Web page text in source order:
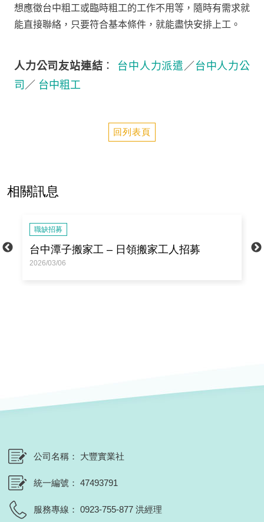
想應徵台中粗工或臨時粗工的工作不用等，隨時有需求就
能直接聯絡，只要符合基本條件，就能盡快安排上工。
人力公司友站連結 ： 台中人力派遣 ／ 台中人力公
司 ／ 台中粗工
回列表頁
相關訊息
職缺招募
台中潭子搬家工 – 日領搬家工人招募
2026/03/06
公司名稱 大豐實業社
統一編號 47493791
服務專線 0923-755-877 洪經理